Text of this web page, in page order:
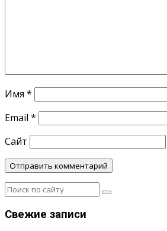
Имя *
Email *
Сайт
Свежие записи